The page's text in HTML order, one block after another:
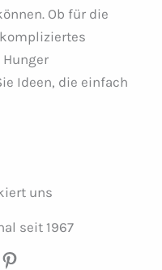
Ob für die
Ideen, die einfach
uns
seit 1967
Pinterest